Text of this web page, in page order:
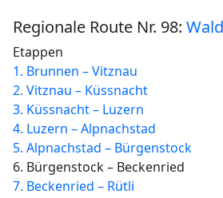
Regionale Route Nr. 98:
Etappen
1. Brunnen – Vitznau
2. Vitznau – Küssnacht
3. Küssnacht – Luzern
4. Luzern – Alpnachstad
5. Alpnachstad – Bürgenstock
6. Bürgenstock – Beckenried
7. Beckenried – Rütli